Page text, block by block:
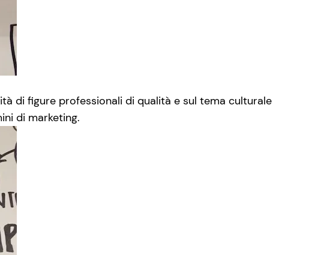
di figure professionali di qualità e sul tema culturale
di marketing.